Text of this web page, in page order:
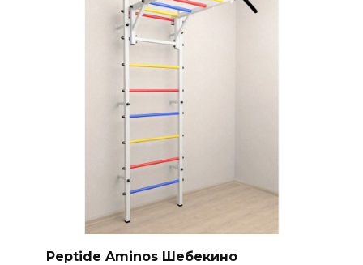
Peptide Aminos Шебекино